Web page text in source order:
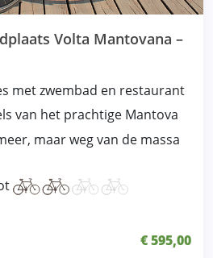
Volta Mantovana –
met zwembad en restaurant
van het prachtige Mantova
maar weg van de massa
€ 595,00